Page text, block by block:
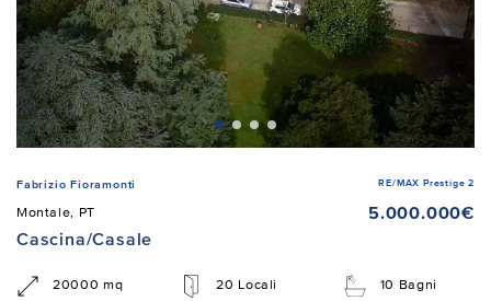
Fabrizio Fioramonti RE/MAX Prestige 2
Montale, PT
5.000.000€
Cascina/Casale
20000 mq 20 Locali 10 Bagni